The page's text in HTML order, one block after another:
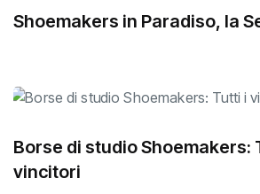
Shoemakers in Paradiso, la
Borse di studio Shoemakers:
vincitori